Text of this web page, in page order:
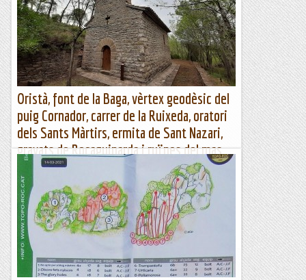
Oristà, font de la Baga, vèrtex geodèsic del
puig Cornador, carrer de la Ruixeda, oratori
dels Sants Màrtirs, ermita de Sant Nazari,
gravats de Rocaguinarda i ruïnes del mas
de Rocaguinarda
Oristà, vèrtex geodèsic puig Cornador, carrer de la Ruixeda,
oratori dels Sants Màrtirs, Sant Nazari i gravats de
RocaguinardaWikiloc | Ruta Oristà, vèrtex geodèsic puig...
Muntanya